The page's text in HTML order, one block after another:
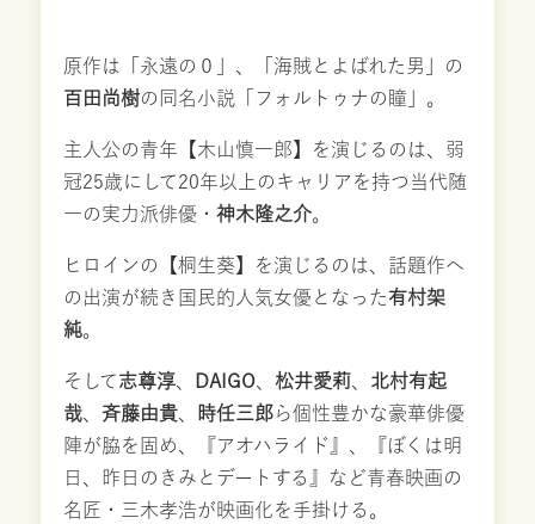
原作は「永遠の０」、「海賊とよばれた男」の
百田尚樹の同名小説「フォルトゥナの瞳」。
主人公の青年【木山慎一郎】を演じるのは、弱
冠25歳にして20年以上のキャリアを持つ当代随
一の実力派俳優・ 神木隆之介。
ヒロインの【桐生葵】を演じるのは、話題作へ
の出演が続き国民的人気女優となった有村架
純。
そして志尊淳、 DAIGO、 松井愛莉、 北村有起
哉、 斉藤由貴、 時任三郎ら個性豊かな豪華俳優
陣が脇を固め、『アオハライド』、『ぼくは明
日、昨日のきみとデートする』など青春映画の
名匠・三木孝浩が映画化を手掛ける。